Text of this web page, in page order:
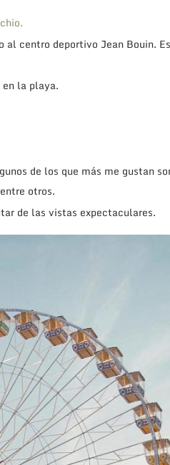
al centro deportivo Jean Bouin.
la playa.
de los que más me gustan
otros.
de las vistas expectaculares.